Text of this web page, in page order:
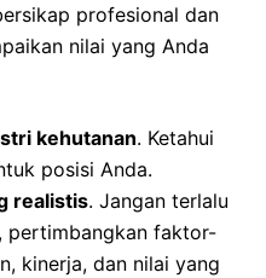
profesional dan
nilai yang Anda
kehutanan. Ketahui
posisi Anda.
realistis. Jangan terlalu
pertimbangkan faktor-
kinerja, dan nilai yang